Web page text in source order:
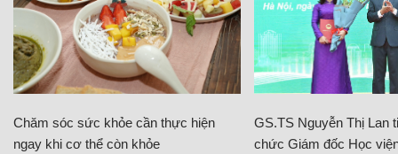
Chăm sóc sức khỏe cần thực hiện
ngay khi cơ thể còn khỏe
GS.TS Nguyễn Thị Lan
chức Giám đốc Học